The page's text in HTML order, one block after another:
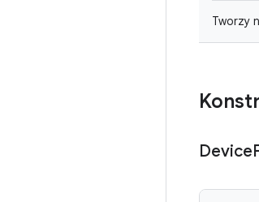
Tworzy
Device